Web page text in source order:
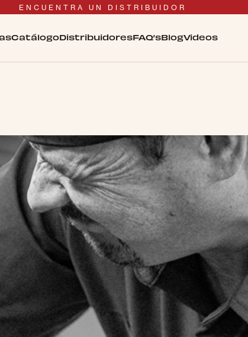
ENCUENTRA UN DISTRIBUIDOR
CatálogoDistribuidoresFAQ’sBlogVideos